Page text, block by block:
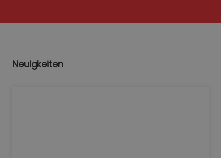
Neuigkeiten